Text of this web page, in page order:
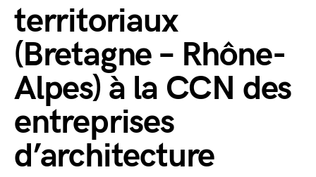
territoriaux
(Bretagne – Rhône-
Alpes) à la CCN des
entreprises
d’architecture